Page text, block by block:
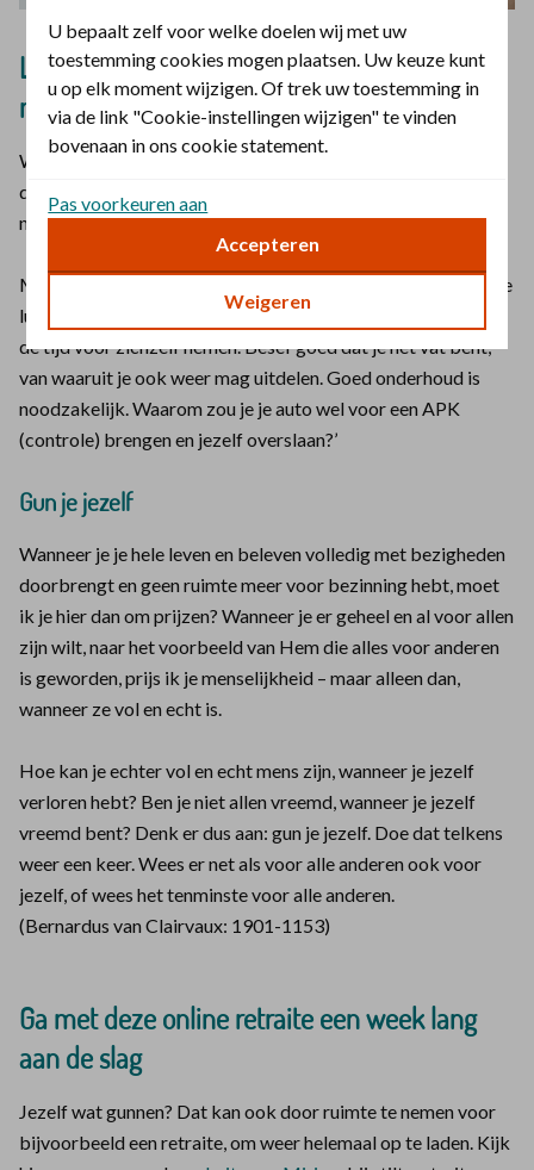
Lees de informatie uit het filmpje nog eens
na
Waar wil je deze week nog eens extra bij stil staan? Schrijf
dat voor jezelf op. Hieronder kun je de informatie nog eens
nalezen.
Mirjam van der Vegt: ‘Veel mensen denken dat bezieling pure
luxe is. Sommigen voelen zich zelfs schuldig als ze een keer
de tijd voor zichzelf nemen. Besef goed dat je het vat bent,
van waaruit je ook weer mag uitdelen. Goed onderhoud is
noodzakelijk. Waarom zou je je auto wel voor een APK
(controle) brengen en jezelf overslaan?’
Gun je jezelf
Wanneer je je hele leven en beleven volledig met bezigheden
doorbrengt en geen ruimte meer voor bezinning hebt, moet
ik je hier dan om prijzen? Wanneer je er geheel en al voor allen
zijn wilt, naar het voorbeeld van Hem die alles voor anderen
is geworden, prijs ik je menselijkheid – maar alleen dan,
wanneer ze vol en echt is.
Hoe kan je echter vol en echt mens zijn, wanneer je jezelf
verloren hebt? Ben je niet allen vreemd, wanneer je jezelf
vreemd bent? Denk er dus aan: gun je jezelf. Doe dat telkens
weer een keer. Wees er net als voor alle anderen ook voor
jezelf, of wees het tenminste voor alle anderen.
(Bernardus van Clairvaux: 1901-1153)
Ga met deze online retraite een week lang
aan de slag
Jezelf wat gunnen? Dat kan ook door ruimte te nemen voor
bijvoorbeeld een retraite, om weer helemaal op te laden. Kijk
U bepaalt zelf voor welke doelen wij met uw
toestemming cookies mogen plaatsen. Uw keuze kunt
u op elk moment wijzigen. Of trek uw toestemming in
via de link "Cookie-instellingen wijzigen" te vinden
bovenaan in ons cookie statement.
Pas voorkeuren aan
Accepteren
Weigeren